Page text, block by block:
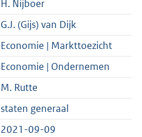
K
b
2
K
b
H. Nijboer
G.J. (Gijs) van Dijk
Economie | Markttoezicht
Economie | Ondernemen
M. Rutte
staten generaal
2021-09-09